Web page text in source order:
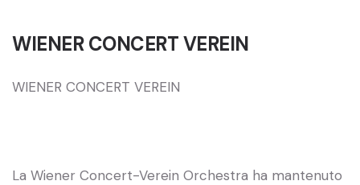
WIENER CONCERT VEREIN
WIENER CONCERT VEREIN
La Wiener Concert-Verein Orchestra ha mantenuto